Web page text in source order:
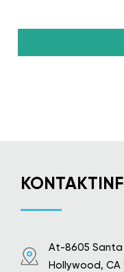
At-8605 Santa
Hollywood, CA